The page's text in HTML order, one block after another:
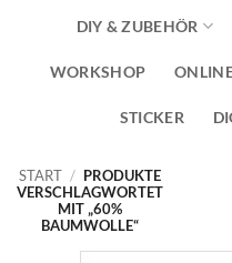
DIY & ZUBEHÖR
WORKSHOP
STICKER
START / PRODUKTE
VERSCHLAGWORTET
MIT „60%
BAUMWOLLE“